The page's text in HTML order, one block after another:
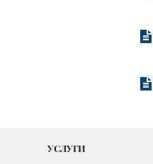
УСЛУГИ